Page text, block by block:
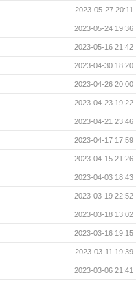
2023-05-27 20:11
2023-05-24 19:36
2023-05-16 21:42
2023-04-30 18:20
2023-04-26 20:00
2023-04-23 19:22
2023-04-21 23:46
2023-04-17 17:59
2023-04-15 21:26
2023-04-03 18:43
2023-03-19 22:52
2023-03-18 13:02
2023-03-16 19:15
2023-03-11 19:39
2023-03-06 21:41